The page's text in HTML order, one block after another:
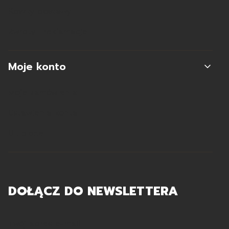
Moje konto
DOŁĄCZ DO NEWSLETTERA